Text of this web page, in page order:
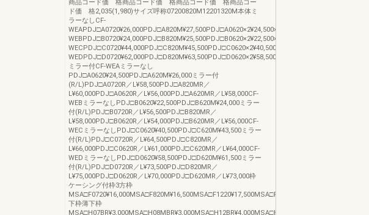
商品コード価 格商品コード価 格商品コード価 格商品コー
ド価 格2,035(1,980)サイズ呼称07200820M12201320M本体ミ
ラーなしCF-
WEAPDJ□A0720¥26,000PDJ□A820M¥27,500PDJ□A0620×2¥24,500×2PDJ□A620M×2¥26,000×2CF-
WEBPDJ□B0720¥24,000PDJ□B820M¥25,500PDJ□B0620×2¥22,500×2PDJ□B620M×2¥24,000×2CF-
WECPDJ□C0720¥44,000PDJ□C820M¥45,500PDJ□C0620×2¥40,500×2PDJ□C620M×2¥43,500×2CF-
WEDPDJ□D0720¥62,000PDJ□D820M¥63,500PDJ□D0620×2¥58,500×2PDJ□D620M×2¥61,500×2
ミラー付CF-WEAミラーなし
PDJ□A0620¥24,500PDJ□A620M¥26,000ミラー付
(R/L)PDJ□A0720R／L¥58,500PDJ□A820MR／
L¥60,000PDJ□A0620R／L¥56,000PDJ□A620MR／L¥58,000CF-
WEBミラーなしPDJ□B0620¥22,500PDJ□B620M¥24,000ミラー
付(R/L)PDJ□B0720R／L¥56,500PDJ□B820MR／
L¥58,000PDJ□B0620R／L¥54,000PDJ□B620MR／L¥56,000CF-
WECミラーなしPDJ□C0620¥40,500PDJ□C620M¥43,500ミラー
付(R/L)PDJ□C0720R／L¥64,500PDJ□C820MR／
L¥66,000PDJ□C0620R／L¥61,000PDJ□C620MR／L¥64,000CF-
WEDミラーなしPDJ□D0620¥58,500PDJ□D620M¥61,500ミラー
付(R/L)PDJ□D0720R／L¥73,500PDJ□D820MR／
L¥75,000PDJ□D0620R／L¥70,000PDJ□D620MR／L¥73,000枠
ケーシング付枠3方枠
MSA□F0720¥16,000MSA□F820M¥16,500MSA□F1220¥17,500MSA□F1320M¥17,500
下枠薄下枠
MSA□H07BR¥3,000MSA□H08MBR¥3,000MSA□H12BR¥4,000MSA□H13MBR¥4,000